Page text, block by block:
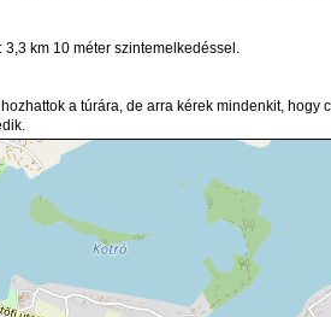
3,3 km 10 méter szintemelkedéssel.
a túrára, de arra kérek mindenkit, hogy